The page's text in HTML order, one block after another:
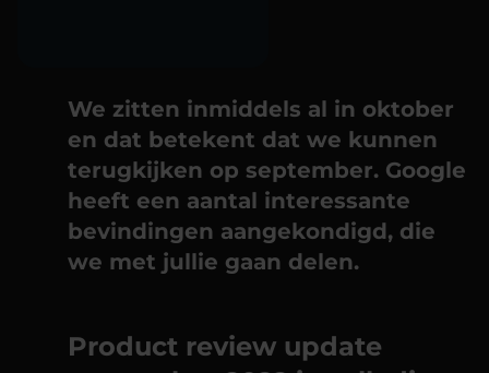
We zitten inmiddels al in oktober
en dat betekent dat we kunnen
terugkijken op september. Google
heeft een aantal interessante
bevindingen aangekondigd, die
we met jullie gaan delen.
Product review update